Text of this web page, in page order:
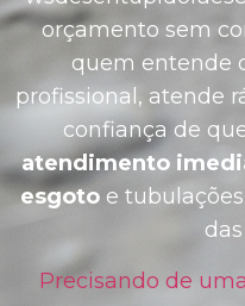
orçamento sem
quem entende
profissional, atende
confiança de
atendimento
esgoto e
Precisando de